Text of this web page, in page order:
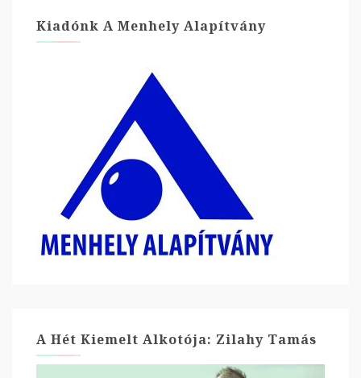
Kiadónk A Menhely Alapítvány
A Hét Kiemelt Alkotója: Zilahy Tamás